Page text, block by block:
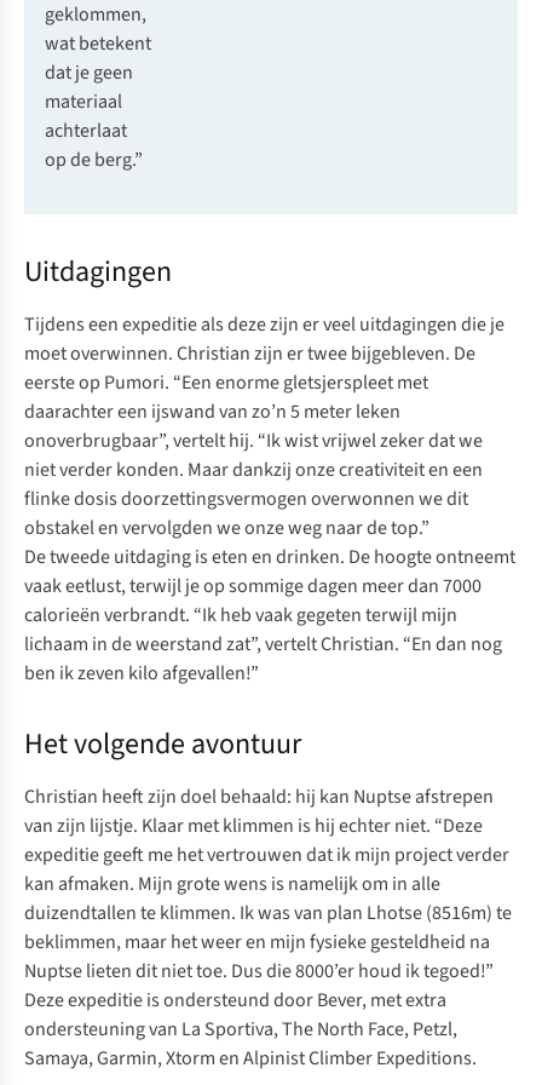
geklommen,
wat betekent
dat je geen
materiaal
achterlaat
op de berg.”
Uitdagingen
Tijdens een expeditie als deze zijn er veel uitdagingen die je
moet overwinnen. Christian zijn er twee bijgebleven. De
eerste op Pumori. “Een enorme gletsjerspleet met
daarachter een ijswand van zo’n 5 meter leken
onoverbrugbaar”, vertelt hij. “Ik wist vrijwel zeker dat we
niet verder konden. Maar dankzij onze creativiteit en een
flinke dosis doorzettingsvermogen overwonnen we dit
obstakel en vervolgden we onze weg naar de top.”
De tweede uitdaging is eten en drinken. De hoogte ontneemt
vaak eetlust, terwijl je op sommige dagen meer dan 7000
calorieën verbrandt. “Ik heb vaak gegeten terwijl mijn
lichaam in de weerstand zat”, vertelt Christian. “En dan nog
ben ik zeven kilo afgevallen!”
Het volgende avontuur
Christian heeft zijn doel behaald: hij kan Nuptse afstrepen
van zijn lijstje. Klaar met klimmen is hij echter niet. “Deze
expeditie geeft me het vertrouwen dat ik mijn project verder
kan afmaken. Mijn grote wens is namelijk om in alle
duizendtallen te klimmen. Ik was van plan Lhotse (8516m) te
beklimmen, maar het weer en mijn fysieke gesteldheid na
Nuptse lieten dit niet toe. Dus die 8000’er houd ik tegoed!”
Deze expeditie is ondersteund door Bever, met extra
ondersteuning van La Sportiva, The North Face, Petzl,
Samaya, Garmin, Xtorm en Alpinist Climber Expeditions.